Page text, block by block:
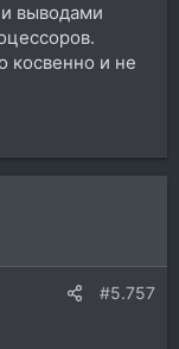
выводами
косвенно и не
#5.757